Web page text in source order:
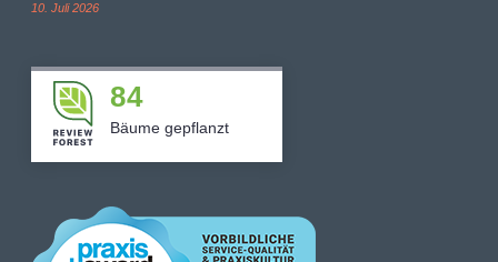
10. Juli 2026
84
Bäume gepflanzt